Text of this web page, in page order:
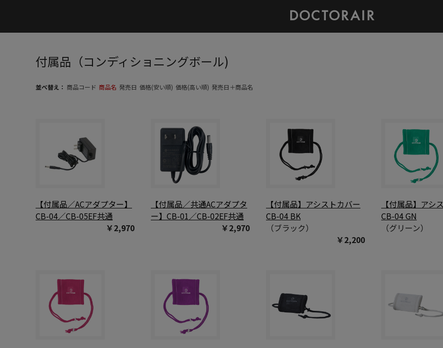
付属品（コンディショニングボール)
並べ替え： 商品コード 商品名 発売日 価格(安い順) 価格(高い順) 発売日＋商品名
【付属品／ACアダプター】
CB-04／CB-05EF共通
￥2,970
【付属品／共通ACアダプタ
ー】CB-01／CB-02EF共通
￥2,970
【付属品】アシストカバー
CB-04 BK
（ブラック）
￥2,200
【付属品】アシ
CB-04 GN
（グリーン）